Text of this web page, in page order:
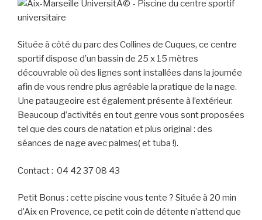
Située à côté du parc des Collines de Cuques, ce centre
sportif dispose d’un bassin de 25 x 15 mètres
découvrable où des lignes sont installées dans la journée
afin de vous rendre plus agréable la pratique de la nage.
Une pataugeoire est également présente à l’extérieur.
Beaucoup d’activités en tout genre vous sont proposées
tel que des cours de natation et plus original : des
séances de nage avec palmes( et tuba !).
Contact : 04 42 37 08 43
Petit Bonus : cette piscine vous tente ? Située à 20 min
d’Aix en Provence, ce petit coin de détente n’attend que